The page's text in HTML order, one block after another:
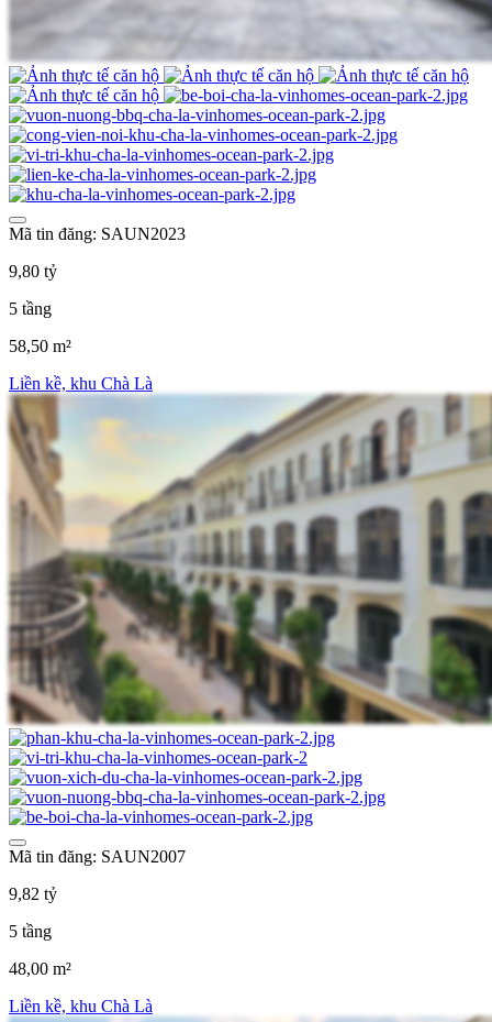
Mã tin đăng: SAUN2023
9,80 tỷ
5 tầng
58,50 m²
Liền kề, khu Chà Là
Mã tin đăng: SAUN2007
9,82 tỷ
5 tầng
48,00 m²
Liền kề, khu Chà Là